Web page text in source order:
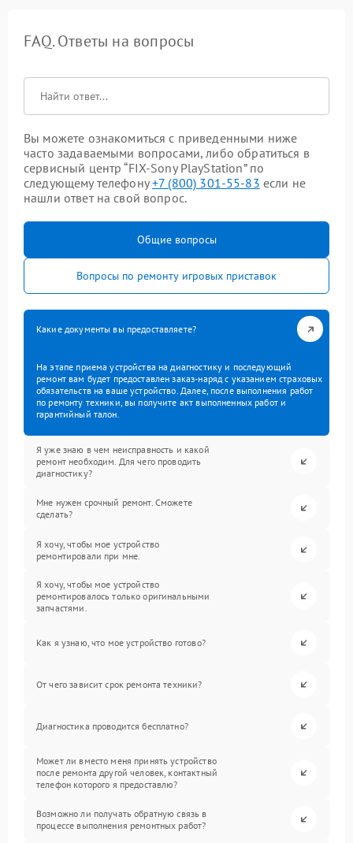
FAQ. Ответы на вопросы
Вы можете ознакомиться с приведенными ниже
часто задаваемыми вопросами, либо обратиться в
сервисный центр “FIX-Sony PlayStation” по
следующему телефону+7 (800) 301-55-83 если не
нашли ответ на свой вопрос.
Общие вопросы
Вопросы по ремонту игровых приставок
Какие документы вы предоставляете?
На этапе приема устройства на диагностику и последующий
ремонт вам будет предоставлен заказ-наряд с указанием страховых
обязательств на ваше устройство. Далее, после выполнения работ
по ремонту техники, вы получите акт выполненных работ и
гарантийный талон.
Я уже знаю в чем неисправность и какой
ремонт необходим. Для чего проводить
диагностику?
Мне нужен срочный ремонт. Сможете
сделать?
Я хочу, чтобы мое устройство
ремонтировали при мне.
Я хочу, чтобы мое устройство
ремонтировалось только оригинальными
запчастями.
Как я узнаю, что мое устройство готово?
От чего зависит срок ремонта техники?
Диагностика проводится бесплатно?
Может ли вместо меня принять устройство
после ремонта другой человек, контактный
телефон которого я предоставлю?
Возможно ли получать обратную связь в
процессе выполнения ремонтных работ?